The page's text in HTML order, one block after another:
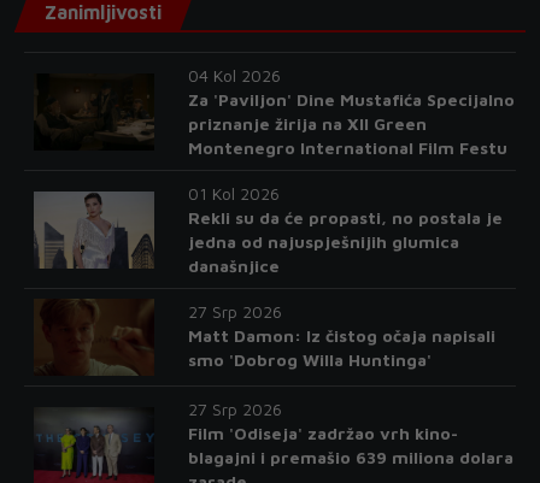
Zanimljivosti
04 Kol 2026
Za 'Paviljon' Dine Mustafića Specijalno
priznanje žirija na XII Green
Montenegro International Film Festu
01 Kol 2026
Rekli su da će propasti, no postala je
jedna od najuspješnijih glumica
današnjice
27 Srp 2026
Matt Damon: Iz čistog očaja napisali
smo 'Dobrog Willa Huntinga'
27 Srp 2026
Film 'Odiseja' zadržao vrh kino-
blagajni i premašio 639 miliona dolara